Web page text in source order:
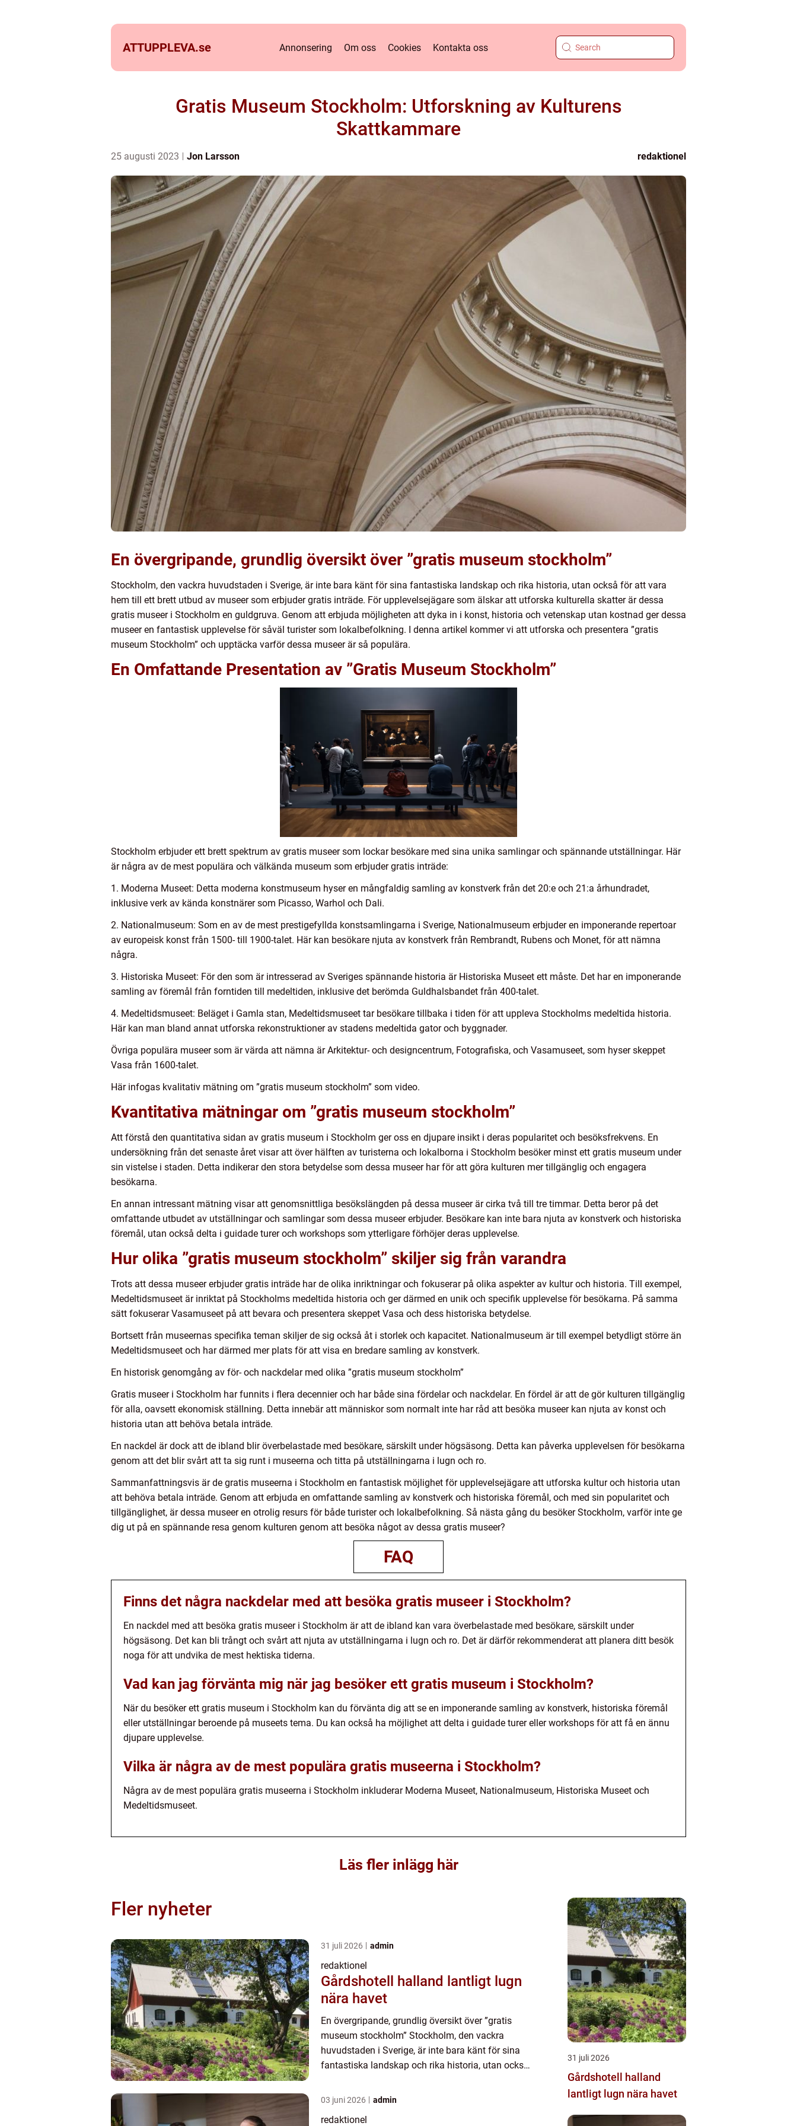
ATTUPPLEVA.se Annonsering Om oss Cookies Kontakta oss
Gratis Museum Stockholm: Utforskning av Kulturens
Skattkammare
25 augusti 2023 Jon Larsson redaktionel
En övergripande, grundlig översikt över ”gratis museum stockholm”
Stockholm, den vackra huvudstaden i Sverige, är inte bara känt för sina fantastiska landskap och rika historia, utan också för att vara
hem till ett brett utbud av museer som erbjuder gratis inträde. För upplevelsejägare som älskar att utforska kulturella skatter är dessa
gratis museer i Stockholm en guldgruva. Genom att erbjuda möjligheten att dyka in i konst, historia och vetenskap utan kostnad ger dessa
museer en fantastisk upplevelse för såväl turister som lokalbefolkning. I denna artikel kommer vi att utforska och presentera ”gratis
museum Stockholm” och upptäcka varför dessa museer är så populära.
En Omfattande Presentation av ”Gratis Museum Stockholm”
Stockholm erbjuder ett brett spektrum av gratis museer som lockar besökare med sina unika samlingar och spännande utställningar. Här
är några av de mest populära och välkända museum som erbjuder gratis inträde:
1. Moderna Museet: Detta moderna konstmuseum hyser en mångfaldig samling av konstverk från det 20:e och 21:a århundradet,
inklusive verk av kända konstnärer som Picasso, Warhol och Dali.
2. Nationalmuseum: Som en av de mest prestigefyllda konstsamlingarna i Sverige, Nationalmuseum erbjuder en imponerande repertoar
av europeisk konst från 1500- till 1900-talet. Här kan besökare njuta av konstverk från Rembrandt, Rubens och Monet, för att nämna
några.
3. Historiska Museet: För den som är intresserad av Sveriges spännande historia är Historiska Museet ett måste. Det har en imponerande
samling av föremål från forntiden till medeltiden, inklusive det berömda Guldhalsbandet från 400-talet.
4. Medeltidsmuseet: Beläget i Gamla stan, Medeltidsmuseet tar besökare tillbaka i tiden för att uppleva Stockholms medeltida historia.
Här kan man bland annat utforska rekonstruktioner av stadens medeltida gator och byggnader.
Övriga populära museer som är värda att nämna är Arkitektur- och designcentrum, Fotografiska, och Vasamuseet, som hyser skeppet
Vasa från 1600-talet.
Här infogas kvalitativ mätning om ”gratis museum stockholm” som video.
Kvantitativa mätningar om ”gratis museum stockholm”
Att förstå den quantitativa sidan av gratis museum i Stockholm ger oss en djupare insikt i deras popularitet och besöksfrekvens. En
undersökning från det senaste året visar att över hälften av turisterna och lokalborna i Stockholm besöker minst ett gratis museum under
sin vistelse i staden. Detta indikerar den stora betydelse som dessa museer har för att göra kulturen mer tillgänglig och engagera
besökarna.
En annan intressant mätning visar att genomsnittliga besökslängden på dessa museer är cirka två till tre timmar. Detta beror på det
omfattande utbudet av utställningar och samlingar som dessa museer erbjuder. Besökare kan inte bara njuta av konstverk och historiska
föremål, utan också delta i guidade turer och workshops som ytterligare förhöjer deras upplevelse.
Hur olika ”gratis museum stockholm” skiljer sig från varandra
Trots att dessa museer erbjuder gratis inträde har de olika inriktningar och fokuserar på olika aspekter av kultur och historia. Till exempel,
Medeltidsmuseet är inriktat på Stockholms medeltida historia och ger därmed en unik och specifik upplevelse för besökarna. På samma
sätt fokuserar Vasamuseet på att bevara och presentera skeppet Vasa och dess historiska betydelse.
Bortsett från museernas specifika teman skiljer de sig också åt i storlek och kapacitet. Nationalmuseum är till exempel betydligt större än
Medeltidsmuseet och har därmed mer plats för att visa en bredare samling av konstverk.
En historisk genomgång av för- och nackdelar med olika ”gratis museum stockholm”
Gratis museer i Stockholm har funnits i flera decennier och har både sina fördelar och nackdelar. En fördel är att de gör kulturen tillgänglig
för alla, oavsett ekonomisk ställning. Detta innebär att människor som normalt inte har råd att besöka museer kan njuta av konst och
historia utan att behöva betala inträde.
En nackdel är dock att de ibland blir överbelastade med besökare, särskilt under högsäsong. Detta kan påverka upplevelsen för besökarna
genom att det blir svårt att ta sig runt i museerna och titta på utställningarna i lugn och ro.
Sammanfattningsvis är de gratis museerna i Stockholm en fantastisk möjlighet för upplevelsejägare att utforska kultur och historia utan
att behöva betala inträde. Genom att erbjuda en omfattande samling av konstverk och historiska föremål, och med sin popularitet och
tillgänglighet, är dessa museer en otrolig resurs för både turister och lokalbefolkning. Så nästa gång du besöker Stockholm, varför inte ge
dig ut på en spännande resa genom kulturen genom att besöka något av dessa gratis museer?
FAQ
Finns det några nackdelar med att besöka gratis museer i Stockholm?
En nackdel med att besöka gratis museer i Stockholm är att de ibland kan vara överbelastade med besökare, särskilt under
högsäsong. Det kan bli trångt och svårt att njuta av utställningarna i lugn och ro. Det är därför rekommenderat att planera ditt besök
noga för att undvika de mest hektiska tiderna.
Vad kan jag förvänta mig när jag besöker ett gratis museum i Stockholm?
När du besöker ett gratis museum i Stockholm kan du förvänta dig att se en imponerande samling av konstverk, historiska föremål
eller utställningar beroende på museets tema. Du kan också ha möjlighet att delta i guidade turer eller workshops för att få en ännu
djupare upplevelse.
Vilka är några av de mest populära gratis museerna i Stockholm?
Några av de mest populära gratis museerna i Stockholm inkluderar Moderna Museet, Nationalmuseum, Historiska Museet och
Medeltidsmuseet.
Läs fler inlägg här
Fler nyheter
31 juli 2026 admin
redaktionel
Gårdshotell halland lantligt lugn
nära havet
En övergripande, grundlig översikt över ”gratis
museum stockholm” Stockholm, den vackra
huvudstaden i Sverige, är inte bara känt för sina
fantastiska landskap och rika historia, utan också
03 juni 2026 admin
redaktionel
31 juli 2026
Gårdshotell halland
lantligt lugn nära havet